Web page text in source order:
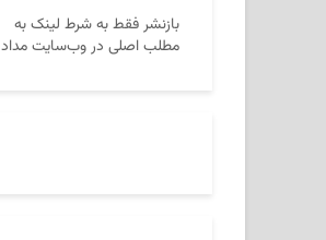
بازنشر فقط به شرط لینک به
مطلب اصلی در وب‌سایت مداد